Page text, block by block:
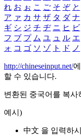
れ お ぉ こ ご そ ぞ と
ア ァ カ サ ザ タ ダ ナ
ギ シ ジ チ ヂ ニ ヒ ビ
フ ブ プ ム ユ ュ ル エ
ォ コ ゴ ソ ゾ ト ド ノ
http://chineseinput.net/
할 수 있습니다.
변환된 중국어를 복
예시)
中文 을 입력하